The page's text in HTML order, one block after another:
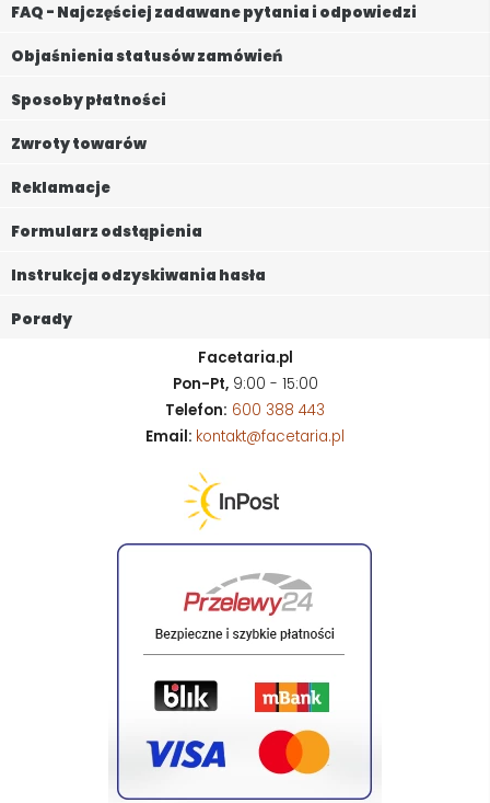
FAQ - Najczęściej zadawane pytania i odpowiedzi
Objaśnienia statusów zamówień
Sposoby płatności
Zwroty towarów
Reklamacje
Formularz odstąpienia
Instrukcja odzyskiwania hasła
Porady
Facetaria.pl
Pon-Pt,9:00 - 15:00
Telefon: 600 388 443
Email: kontakt@facetaria.pl